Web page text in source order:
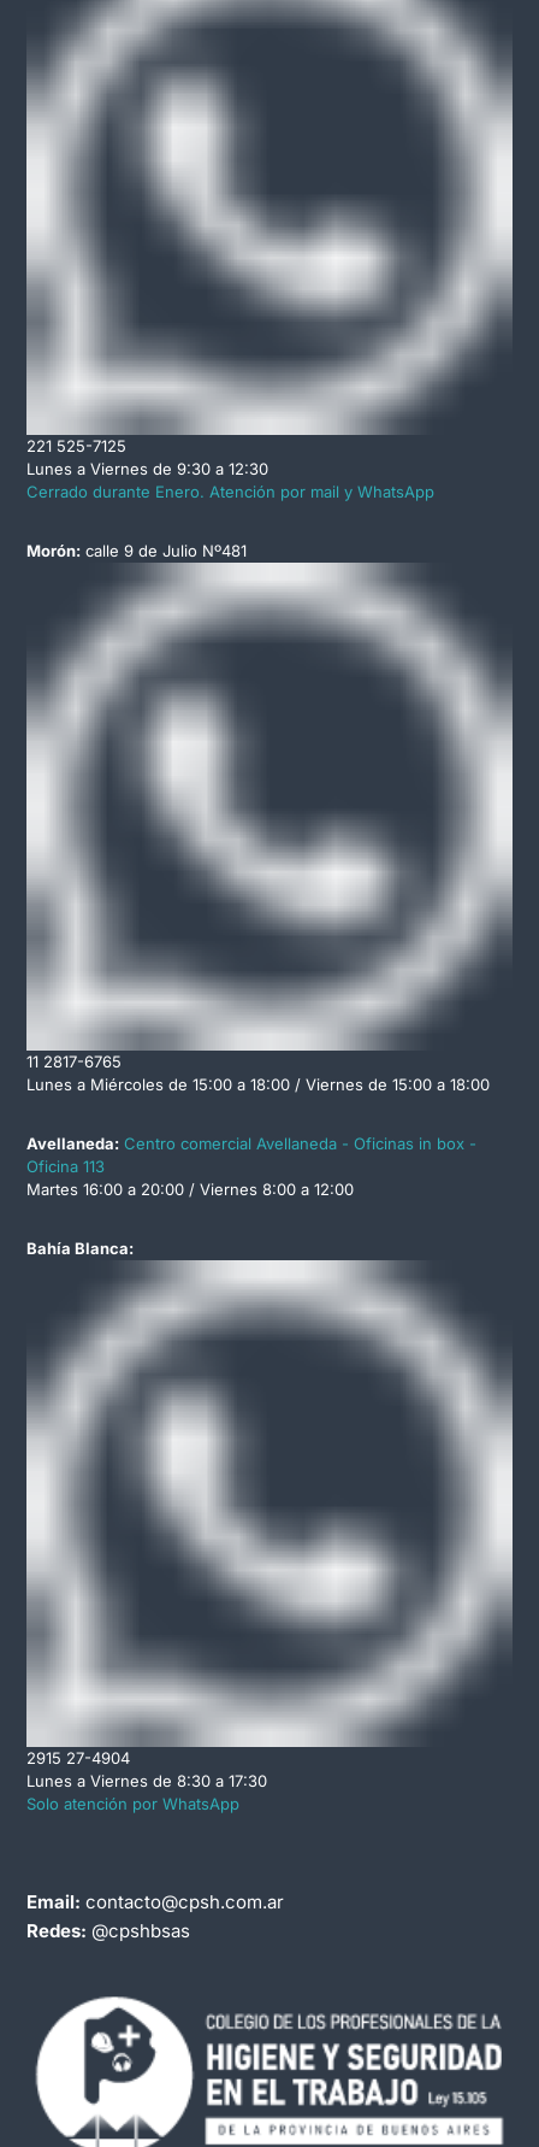
221 525-7125
Lunes a Viernes de 9:30 a 12:30
Cerrado durante Enero. Atención por mail y WhatsApp
Morón:calle 9 de Julio Nº481
11 2817-6765
Lunes a Miércoles de 15:00 a 18:00 / Viernes de 15:00 a 18:00
Avellaneda: Centro comercial Avellaneda - Oficinas in box -
Oficina 113
Martes 16:00 a 20:00 / Viernes 8:00 a 12:00
Bahía Blanca:
2915 27-4904
Lunes a Viernes de 8:30 a 17:30
Solo atención por WhatsApp
Email: contacto@cpsh.com.ar
Redes: @cpshbsas